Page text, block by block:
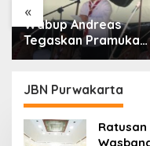
«
Wabup Andreas
Tegaskan Pramuka
Adalah Wadah
Karakter Generasi
Muda
JBN Purwakarta